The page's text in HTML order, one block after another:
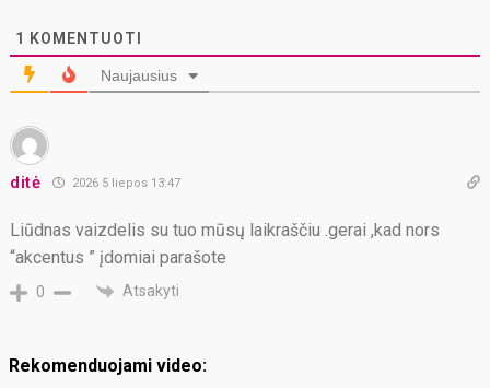
1 KOMENTUOTI
Naujausius
ditė 2026 5 liepos 13:47
Liūdnas vaizdelis su tuo mūsų laikraščiu .gerai ,kad nors
“akcentus ” įdomiai parašote
0 Atsakyti
Rekomenduojami video: